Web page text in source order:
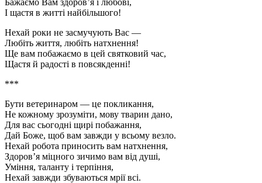
І щастя в житті найбільшого!
Нехай роки не засмучують Вас —
Любіть життя, любіть натхнення!
Ще вам побажаємо в цей святковий час,
Щастя й радості в повсякденні!
***
Бути ветеринаром — це покликання,
Не кожному зрозуміти, мову тварин дано,
Для вас сьогодні щирі побажання,
Дай Боже, щоб вам завжди у всьому везло.
Нехай робота приносить вам натхнення,
Здоров’я міцного зичимо вам від душі,
Уміння, таланту і терпіння,
Нехай завжди збуваються мрії всі.